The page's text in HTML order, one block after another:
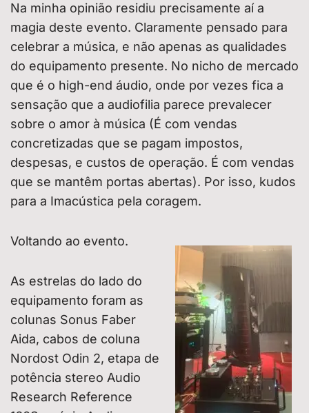
Na minha opinião residiu precisamente aí a
magia deste evento. Claramente pensado para
celebrar a música, e não apenas as qualidades
do equipamento presente. No nicho de mercado
que é o high-end áudio, onde por vezes fica a
sensação que a audiofilia parece prevalecer
sobre o amor à música (É com vendas
concretizadas que se pagam impostos,
despesas, e custos de operação. É com vendas
que se mantêm portas abertas). Por isso, kudos
para a Imacústica pela coragem.
Voltando ao evento.
As estrelas do lado do
equipamento foram as
colunas Sonus Faber
Aida, cabos de coluna
Nordost Odin 2, etapa de
potência stereo Audio
Research Reference